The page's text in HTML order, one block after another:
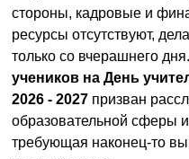
стороны, кадровые и
ресурсы отсутствуют,
только со вчерашнего дня.
учеников на День
2026 - 2027 призван
образовательной сферы и
требующая наконец-то